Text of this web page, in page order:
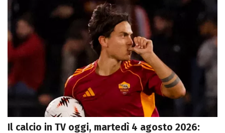
Il calcio in TV oggi, martedì 4 agosto 2026: